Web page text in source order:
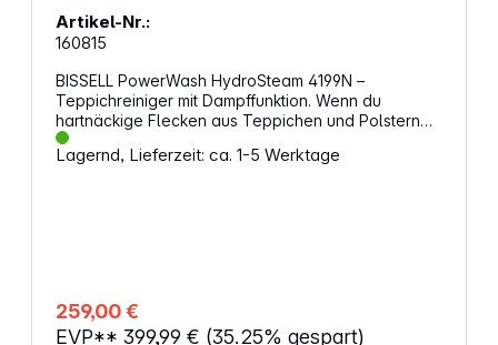
Artikel-Nr.:
160815
BISSELL PowerWash HydroSteam 4199N –
Teppichreiniger mit Dampffunktion. Wenn du
hartnäckige Flecken aus Teppichen und Polstern
entfernen willst, brauchst du mehr als nur einen
Staubsauger. Dieses Gerät geht tiefer – mit einer
Mode löst eingetrocknete Flecken, bevor du mit
dem Steam Wash Max Mode gründlich reinigst. Die
Kombination aus Dampftechnologie und
Lagernd, Lieferzeit: ca. 1-5 Werktage
259,00 €
EVP** 399,99 € (35.25% gespart)